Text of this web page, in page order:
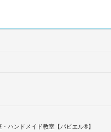
ハンドメイド教室【パピエル®】